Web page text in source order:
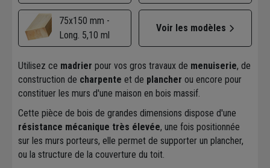
75x150 mm -
Long. 5,10 ml
Voir les modèles
Utilisez ce madrier pour vos gros travaux de menuiserie, de
construction de charpente et de plancher ou encore pour
constituer les murs d'une maison en bois massif.
Cette pièce de bois de grandes dimensions dispose d'une
résistance mécanique très élevée, une fois positionnée
sur les murs porteurs, elle permet de supporter un plancher,
ou la structure de la couverture du toit.